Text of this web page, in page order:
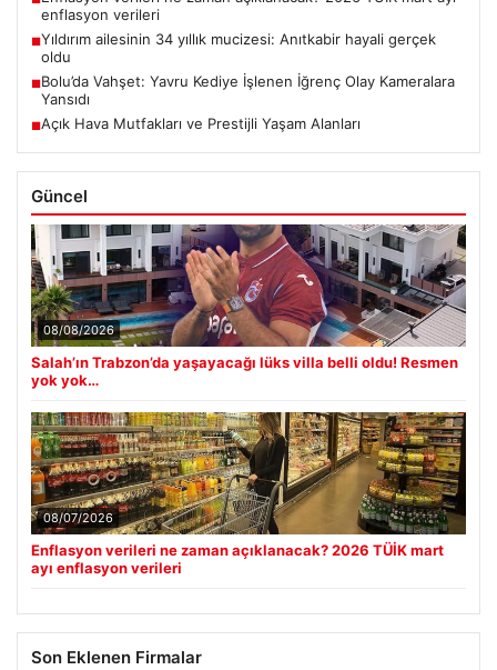
enflasyon verileri
■Yıldırım ailesinin 34 yıllık mucizesi: Anıtkabir hayali gerçek
oldu
■Bolu’da Vahşet: Yavru Kediye İşlenen İğrenç Olay Kameralara
Yansıdı
■Açık Hava Mutfakları ve Prestijli Yaşam Alanları
Güncel
08/08/2026
Salah’ın Trabzon’da yaşayacağı lüks villa belli oldu! Resmen
yok yok…
08/07/2026
Enflasyon verileri ne zaman açıklanacak? 2026 TÜİK mart
ayı enflasyon verileri
Son Eklenen Firmalar